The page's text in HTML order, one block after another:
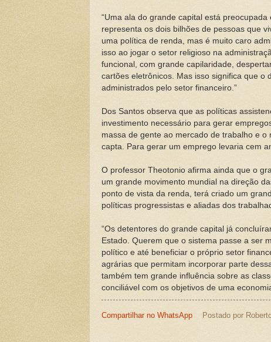
“Uma ala do grande capital está
representa os dois bilhões de pessoas que
uma política de renda, mas é muito caro
isso ao jogar o setor religioso na
funcional, com grande capilaridade,
cartões eletrônicos. Mas isso significa que o
administrados pelo setor financeiro.”
Dos Santos observa que as políticas
investimento necessário para gerar
massa de gente ao mercado de trabalho e
capta. Para gerar um emprego levaria cem
O professor Theotonio afirma ainda que o
um grande movimento mundial na direção
ponto de vista da renda, terá criado um
políticas progressistas e aliadas dos
“Os detentores do grande capital já
Estado. Querem que o sistema passe a ser
político e até beneficiar o próprio setor
agrárias que permitam incorporar parte
também tem grande influência sobre as
conciliável com os objetivos de uma
Compartilhar no WhatsApp Postado por